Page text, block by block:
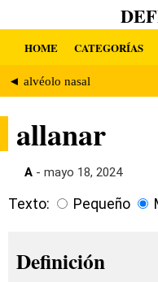
HOME CATEGORÍAS
◄ alvéolo nasal
allanar
A - mayo 18, 2024
Texto: Pequeño
Definición